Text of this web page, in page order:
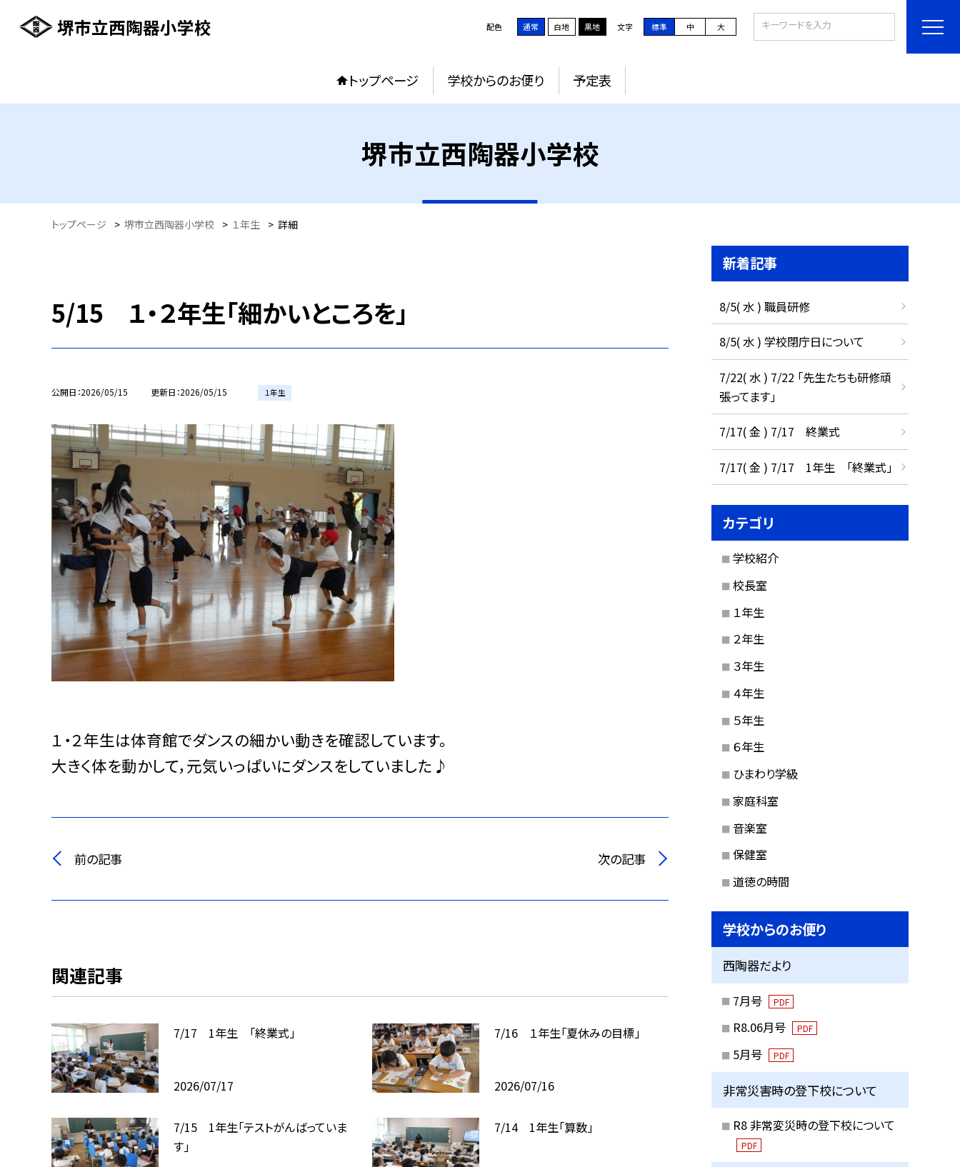
堺市立西陶器小学校 配色 通常 白地 黒地 文字 標準 中 大
トップページ 学校からのお便り 予定表
堺市立西陶器小学校
トップページ > 堺市立西陶器小学校 > １年生 > 詳細
5/15 １・２年生「細かいところを」
公開日 2026/05/15 更新日 2026/05/15 １年生
１・２年生は体育館でダンスの細かい動きを確認しています。
大きく体を動かして，元気いっぱいにダンスをしていました♪
前の記事 次の記事
関連記事
7/17 1年生 「終業式」
2026/07/17
7/16 １年生「夏休みの目標」
2026/07/16
7/15 1年生「テストがんばっていま
す」
7/14 1年生「算数」
新着記事
8/5( 水 ) 職員研修
8/5( 水 ) 学校閉庁日について
7/22( 水 ) 7/22 「先生たちも研修頑
張ってます」
7/17( 金 ) 7/17 終業式
7/17( 金 ) 7/17 1年生 「終業式」
カテゴリ
学校紹介
校長室
１年生
２年生
３年生
４年生
５年生
６年生
ひまわり学級
家庭科室
音楽室
保健室
道徳の時間
学校からのお便り
西陶器だより
7月号 PDF
R8.06月号 PDF
5月号 PDF
非常災害時の登下校について
R8 非常変災時の登下校について
PDF